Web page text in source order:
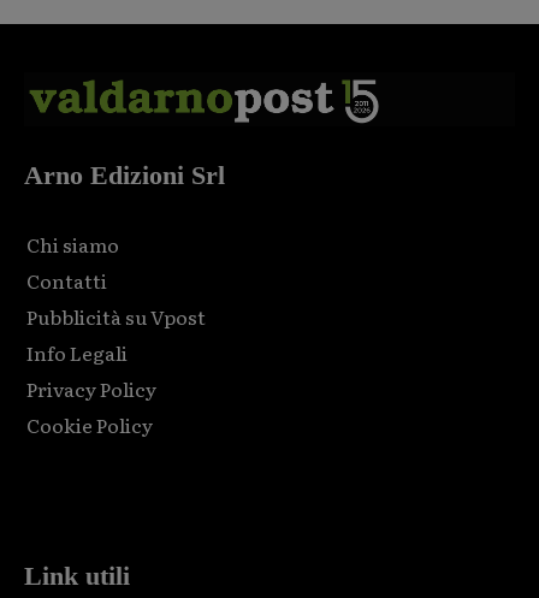
Arno Edizioni Srl
Chi siamo
Contatti
Pubblicità su Vpost
Info Legali
Privacy Policy
Cookie Policy
Link utili